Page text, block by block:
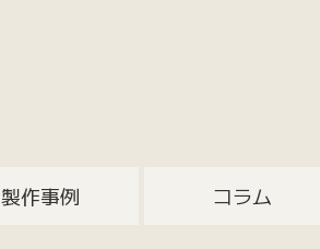
製作事例 コラム